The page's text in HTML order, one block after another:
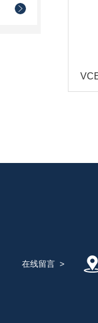
在线留言 >